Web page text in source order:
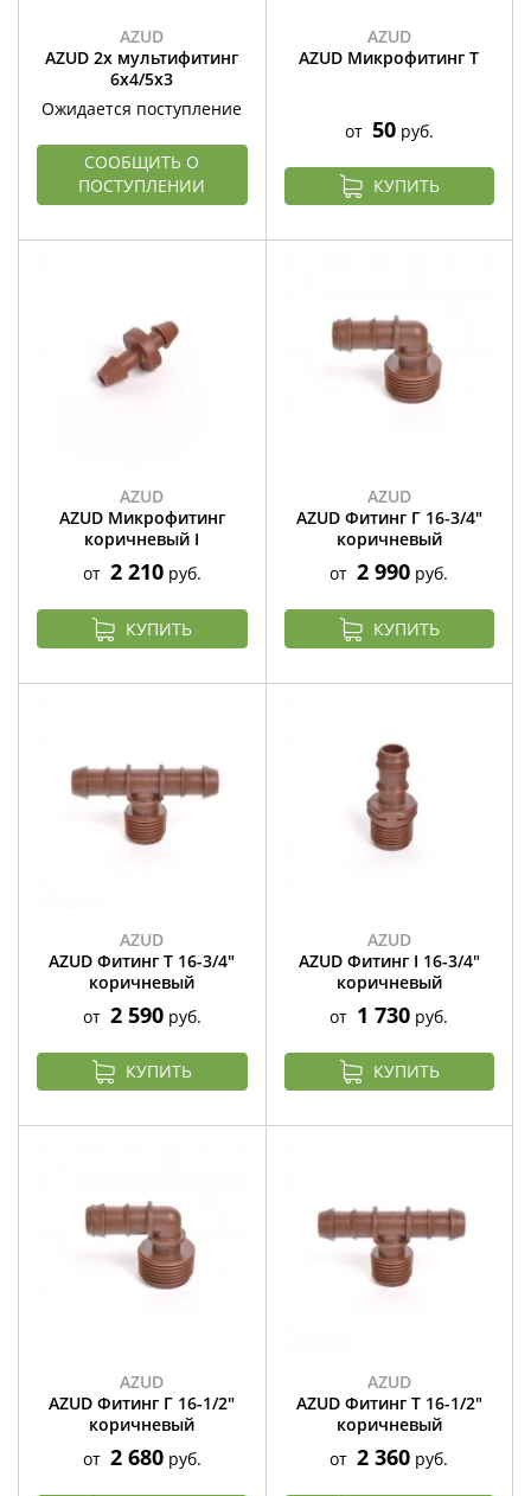
AZUD
AZUD 2х мультифитинг
6х4/5х3
Ожидается поступление
СООБЩИТЬ О
ПОСТУПЛЕНИИ
AZUD
AZUD Микрофитинг Т
от 50руб.
КУПИТЬ
AZUD
AZUD Микрофитинг
коричневый I
от 2 210руб.
КУПИТЬ
AZUD
AZUD Фитинг Г 16-3/4"
коричневый
от2 990 руб.
КУПИТЬ
AZUD
AZUD Фитинг Т 16-3/4"
коричневый
от 2 590руб.
КУПИТЬ
AZUD
AZUD Фитинг I 16-3/4"
коричневый
от 1 730 руб.
КУПИТЬ
AZUD
AZUD Фитинг Г 16-1/2"
коричневый
от 2 680руб.
AZUD
AZUD Фитинг Т 16-1/2"
коричневый
от2 360 руб.